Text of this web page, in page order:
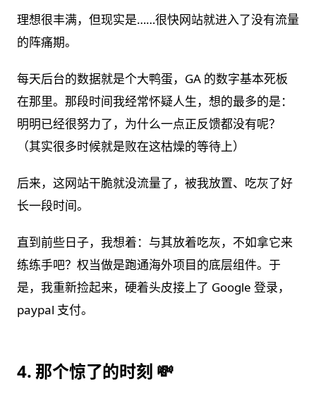
理想很丰满，但现实是……很快网站就进入了没有流量
的阵痛期。
每天后台的数据就是个大鸭蛋，GA 的数字基本死板
在那里。那段时间我经常怀疑人生，想的最多的是：
明明已经很努力了，为什么一点正反馈都没有呢？
（其实很多时候就是败在这枯燥的等待上）
后来，这网站干脆就没流量了，被我放置、吃灰了好
长一段时间。
直到前些日子，我想着：与其放着吃灰，不如拿它来
练练手吧？权当做是跑通海外项目的底层组件。于
是，我重新捡起来，硬着头皮接上了 Google 登录，
paypal 支付。
4. 那个惊了的时刻 💸